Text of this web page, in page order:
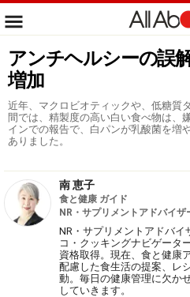
アンチヘルシーの誤
増加
近年、マクロビオティックや、低糖質
間では、精製度の高い白い食べ物は、
インでの報告で、白パンが乳酸菌を増
ありました。
南 恵子
食と健康 ガイド
NR・サプリメントアドバイザ
NR・サプリメントアドバ
コ・クッキングナビゲータ
資格取得。現在、食と健康
配慮した食生活の提案、レ
動。毎日の健康管理に欠か
していきます。